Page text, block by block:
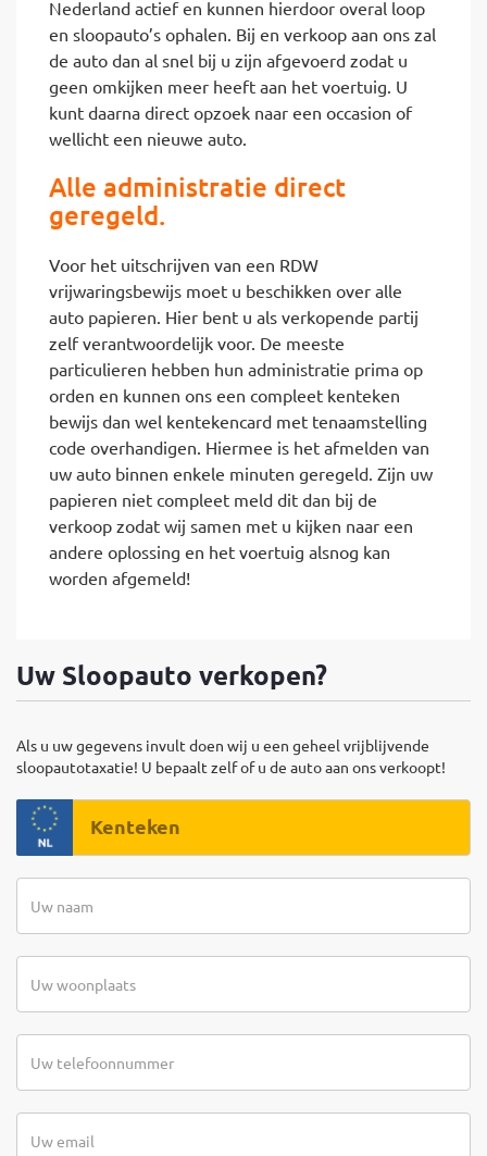
Nederland actief en kunnen hierdoor overal loop
en sloopauto’s ophalen. Bij en verkoop aan ons zal
de auto dan al snel bij u zijn afgevoerd zodat u
geen omkijken meer heeft aan het voertuig. U
kunt daarna direct opzoek naar een occasion of
wellicht een nieuwe auto.
Alle administratie direct
geregeld.
Voor het uitschrijven van een RDW
vrijwaringsbewijs moet u beschikken over alle
auto papieren. Hier bent u als verkopende partij
zelf verantwoordelijk voor. De meeste
particulieren hebben hun administratie prima op
orden en kunnen ons een compleet kenteken
bewijs dan wel kentekencard met tenaamstelling
code overhandigen. Hiermee is het afmelden van
uw auto binnen enkele minuten geregeld. Zijn uw
papieren niet compleet meld dit dan bij de
verkoop zodat wij samen met u kijken naar een
andere oplossing en het voertuig alsnog kan
worden afgemeld!
Uw Sloopauto verkopen?
Als u uw gegevens invult doen wij u een geheel vrijblijvende
sloopautotaxatie! U bepaalt zelf of u de auto aan ons verkoopt!